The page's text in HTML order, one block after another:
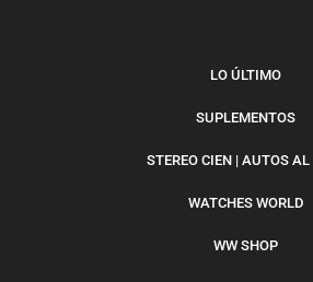
LO ÚLTIMO
SUPLEMENTOS
STEREO CIEN | AUTOS AL
WATCHES WORLD
WW SHOP